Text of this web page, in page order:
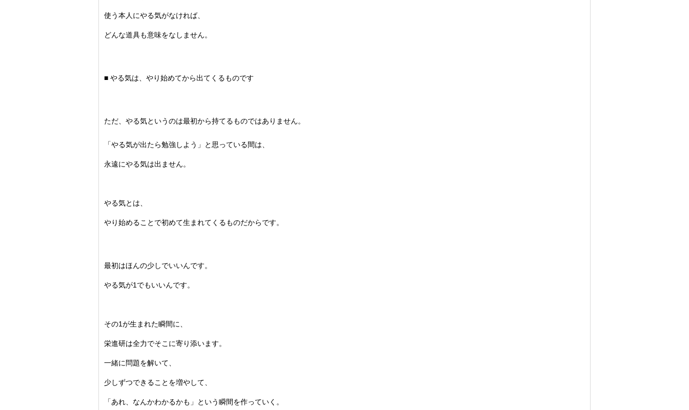
使う本人にやる気がなければ、
どんな道具も意味をなしません。
■ やる気は、やり始めてから出てくるものです
ただ、やる気というのは最初から持てるものではありません。
「やる気が出たら勉強しよう」と思っている間は、
永遠にやる気は出ません。
やる気とは、
やり始めることで初めて生まれてくるものだからです。
最初はほんの少しでいいんです。
やる気が1でもいいんです。
その1が生まれた瞬間に、
栄進研は全力でそこに寄り添います。
一緒に問題を解いて、
少しずつできることを増やして、
「あれ、 なんかわかるかも」という瞬間を作っていく。